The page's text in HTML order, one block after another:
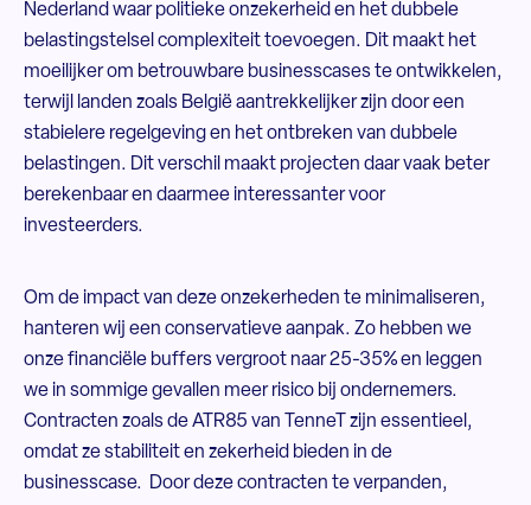
Nederland waar politieke onzekerheid en het dubbele
belastingstelsel complexiteit toevoegen. Dit maakt het
moeilijker om betrouwbare businesscases te ontwikkelen,
terwijl landen zoals België aantrekkelijker zijn door een
stabielere regelgeving en het ontbreken van dubbele
belastingen. Dit verschil maakt projecten daar vaak beter
berekenbaar en daarmee interessanter voor
investeerders.
Om de impact van deze onzekerheden te minimaliseren,
hanteren wij een conservatieve aanpak. Zo hebben we
onze financiële buffers vergroot naar 25-35% en leggen
we in sommige gevallen meer risico bij ondernemers.
Contracten zoals de ATR85 van TenneT zijn essentieel,
omdat ze stabiliteit en zekerheid bieden in de
businesscase. Door deze contracten te verpanden,